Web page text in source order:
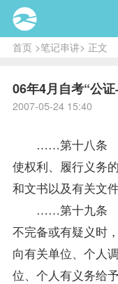
首页>笔记串讲> 正文
06年4月自考“公证
2007-05-24 15:40
……第十八条 公
使权利、履行义务
和文书以及有关文
……第十九条 公
不完备或有疑义时
向有关单位、个人
位、个人有义务给予